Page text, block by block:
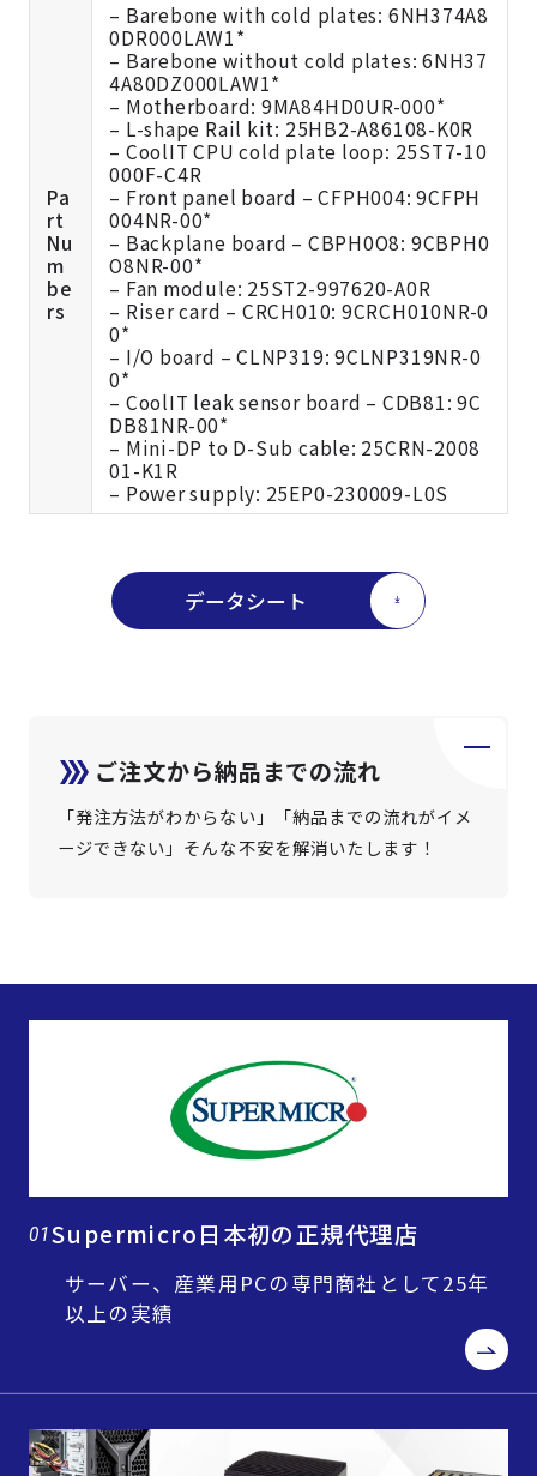
Pa
rt
Nu
m
be
rs
– Barebone with cold plates: 6NH374A8
0DR000LAW1*
– Barebone without cold plates: 6NH37
4A80DZ000LAW1*
– Motherboard: 9MA84HD0UR-000*
– L-shape Rail kit: 25HB2-A86108-K0R
– CoolIT CPU cold plate loop: 25ST7-10
000F-C4R
– Front panel board – CFPH004: 9CFPH
004NR-00*
– Backplane board – CBPH0O8: 9CBPH0
O8NR-00*
– Fan module: 25ST2-997620-A0R
– Riser card – CRCH010: 9CRCH010NR-0
0*
– I/O board – CLNP319: 9CLNP319NR-0
0*
– CoolIT leak sensor board – CDB81: 9C
DB81NR-00*
– Mini-DP to D-Sub cable: 25CRN-2008
01-K1R
– Power supply: 25EP0-230009-L0S
データシート
ご注文から納品までの流れ
「発注方法がわからない」「納品までの流れがイメ
ージできない」そんな不安を解消いたします！
01Supermicro日本初の正規代理店
サーバー、産業用PCの専門商社として25年
以上の実績